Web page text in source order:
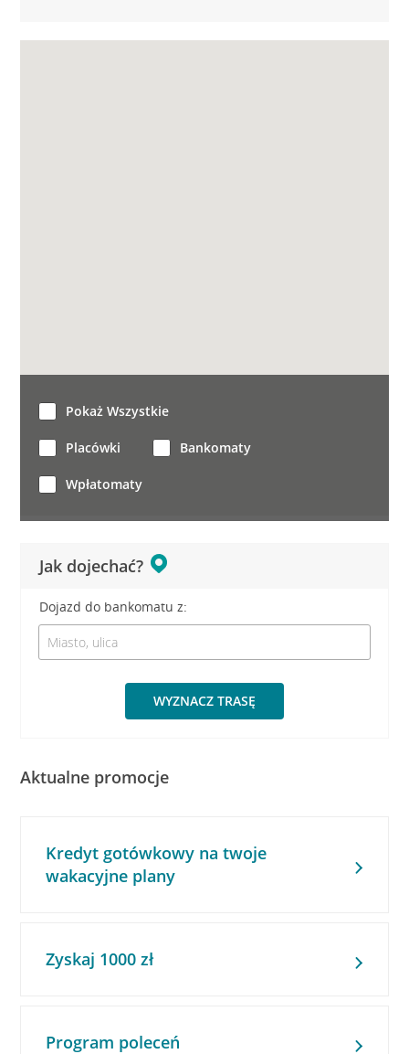
Jak dojechać?
Dojazd do bankomatu z:
WYZNACZ TRASĘ
Pokaż Wszystkie
Placówki Bankomaty
Wpłatomaty
Aktualne promocje
Kredyt gotówkowy na twoje
wakacyjne plany
Zyskaj 1000 zł
Program poleceń